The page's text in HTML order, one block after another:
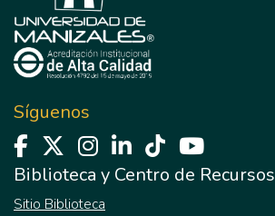
Síguenos
Biblioteca y Centro de Recursos
Sitio Biblioteca